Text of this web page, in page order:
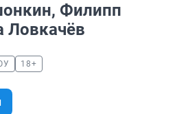
Филипп
Ловкачёв
18+